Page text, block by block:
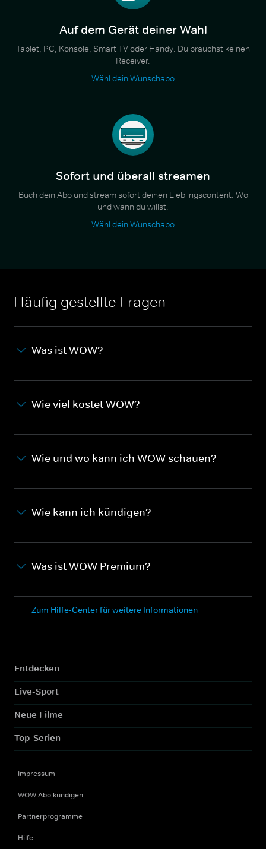
Auf dem Gerät deiner Wahl
Tablet, PC, Konsole, Smart TV oder Handy. Du brauchst keinen
Receiver.
Wähl dein Wunschabo
Sofort und überall streamen
Buch dein Abo und stream sofort deinen Lieblingscontent. Wo
und wann du willst.
Wähl dein Wunschabo
Häufig gestellte Fragen
Was ist WOW?
Wie viel kostet WOW?
Wie und wo kann ich WOW schauen?
Wie kann ich kündigen?
Was ist WOW Premium?
Zum Hilfe-Center für weitere Informationen
Entdecken
Live-Sport
Neue Filme
Top-Serien
Impressum
WOW Abo kündigen
Partnerprogramme
Hilfe